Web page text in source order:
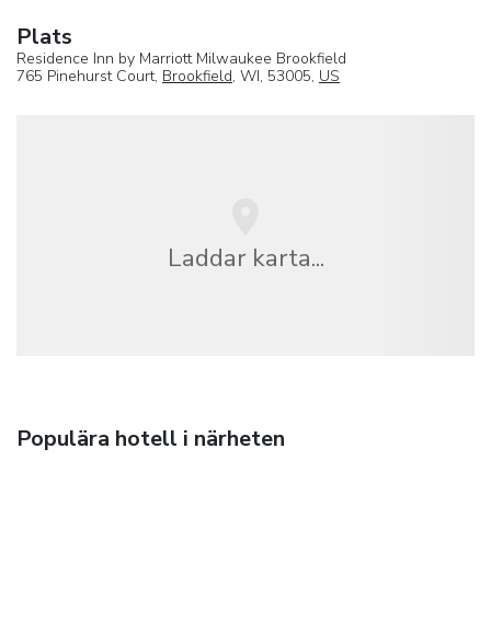
Plats
Residence Inn by Marriott Milwaukee Brookfield
765 Pinehurst Court, Brookfield, WI, 53005, US
Laddar karta...
Populära hotell i närheten